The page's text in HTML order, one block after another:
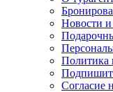
Новости
Политика
Согласие